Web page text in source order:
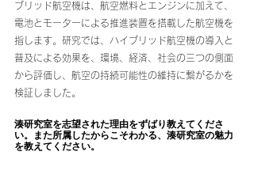
ブリッド航空機は、航空燃料とエンジンに加えて、
電池とモーターによる推進装置を搭載した航空機を
指します。研究では、ハイブリッド航空機の導入と
普及による効果を、環境、経済、社会の三つの側面
から評価し、航空の持続可能性の維持に繋がるかを
検証しました。
湊研究室を志望された理由をずばり教えてくださ
い。また所属したからこそわかる、湊研究室の魅力
を教えてください。